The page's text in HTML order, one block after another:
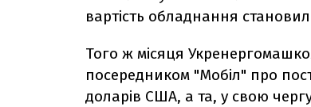
вартість обладнання
Того ж місяця
посередником "Мобіл" про
доларів США, а та, у свою